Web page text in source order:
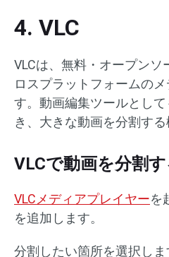
4. VLC
VLCは、無料・オープンソ
ロスプラットフォームの
す。動画編集ツールとし
き、大きな動画を分割する
VLCで動画を分割
VLCメディアプレイヤーを
を追加します。
分割したい箇所を選択しま